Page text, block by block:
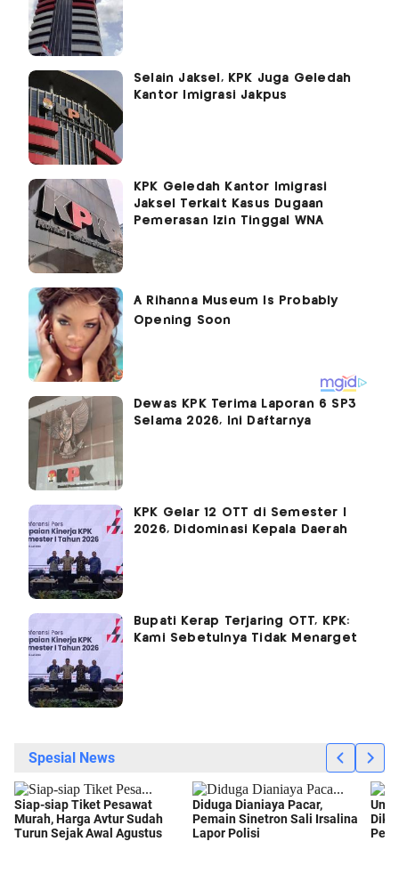
Selain Jaksel, KPK Juga Geledah
Kantor Imigrasi Jakpus
KPK Geledah Kantor Imigrasi
Jaksel Terkait Kasus Dugaan
Pemerasan Izin Tinggal WNA
Dewas KPK Terima Laporan 6 SP3
Selama 2026, Ini Daftarnya
KPK Gelar 12 OTT di Semester I
2026, Didominasi Kepala Daerah
Bupati Kerap Terjaring OTT, KPK:
Kami Sebetulnya Tidak Menarget